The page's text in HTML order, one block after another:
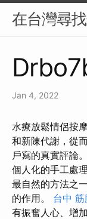
在台灣尋
Jan 4, 2022
水療放鬆情侶按
和新陳代謝，從
戶寫的真實評論
個人化的手工處
最自然的方法之
的作用。 台中 筋
有振奮人心、增